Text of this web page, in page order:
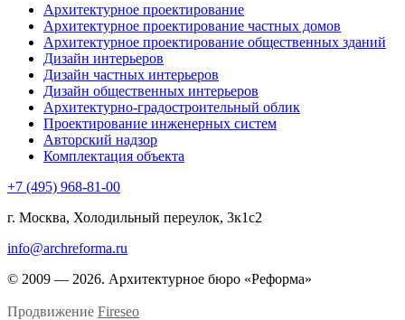
Архитектурное проектирование
Архитектурное проектирование частных домов
Архитектурное проектирование общественных зданий
Дизайн интерьеров
Дизайн частных интерьеров
Дизайн общественных интерьеров
Архитектурно-градостроительный облик
Проектирование инженерных систем
Авторский надзор
Комплектация объекта
+7 (495) 968-81-00
г. Москва, Холодильный переулок, 3к1с2
info@archreforma.ru
© 2009 — 2026. Архитектурное бюро «Реформа»
Продвижение Fireseo